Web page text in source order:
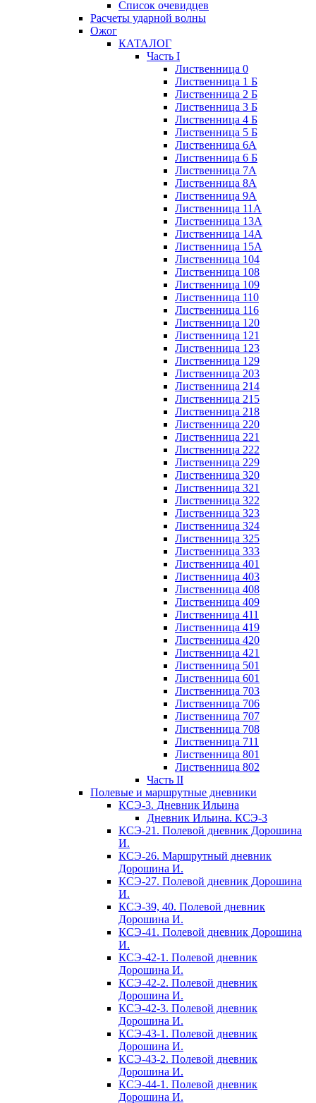
Список очевидцев
Расчеты ударной волны
Ожог
КАТАЛОГ
Часть I
Лиственница 0
Лиственница 1 Б
Лиственница 2 Б
Лиственница 3 Б
Лиственница 4 Б
Лиственница 5 Б
Лиственница 6А
Лиственница 6 Б
Лиственница 7А
Лиственница 8А
Лиственница 9А
Лиственница 11А
Лиственница 13А
Лиственница 14А
Лиственница 15А
Лиственница 104
Лиственница 108
Лиственница 109
Лиственница 110
Лиственница 116
Лиственница 120
Лиственница 121
Лиственница 123
Лиственница 129
Лиственница 203
Лиственница 214
Лиственница 215
Лиственница 218
Лиственница 220
Лиственница 221
Лиственница 222
Лиственница 229
Лиственница 320
Лиственница 321
Лиственница 322
Лиственница 323
Лиственница 324
Лиственница 325
Лиственница 333
Лиственница 401
Лиственница 403
Лиственница 408
Лиственница 409
Лиственница 411
Лиственница 419
Лиственница 420
Лиственница 421
Лиственница 501
Лиственница 601
Лиственница 703
Лиственница 706
Лиственница 707
Лиственница 708
Лиственница 711
Лиственница 801
Лиственница 802
Часть II
Полевые и маршрутные дневники
КСЭ-3. Дневник Ильина
Дневник Ильина. КСЭ-3
КСЭ-21. Полевой дневник Дорошина
И.
КСЭ-26. Маршрутный дневник
Дорошина И.
КСЭ-27. Полевой дневник Дорошина
И.
КСЭ-39, 40. Полевой дневник
Дорошина И.
КСЭ-41. Полевой дневник Дорошина
И.
КСЭ-42-1. Полевой дневник
Дорошина И.
КСЭ-42-2. Полевой дневник
Дорошина И.
КСЭ-42-3. Полевой дневник
Дорошина И.
КСЭ-43-1. Полевой дневник
Дорошина И.
КСЭ-43-2. Полевой дневник
Дорошина И.
КСЭ-44-1. Полевой дневник
Дорошина И.